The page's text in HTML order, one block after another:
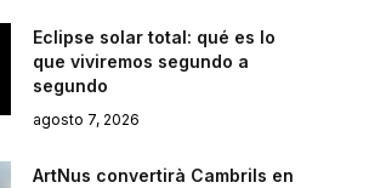
Eclipse solar total: qué es lo
que viviremos segundo a
segundo
agosto 7, 2026
ArtNus convertirà Cambrils en